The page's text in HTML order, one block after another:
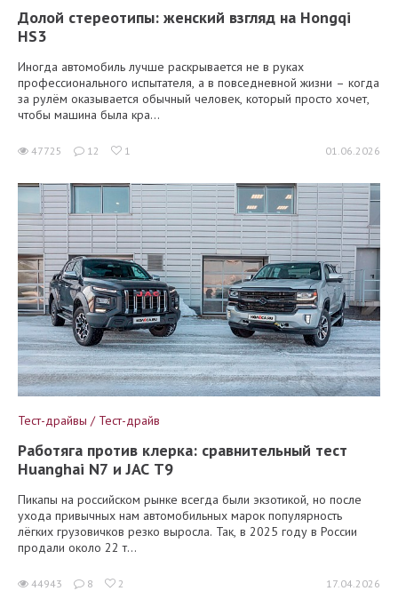
Долой стереотипы: женский взгляд на Hongqi
HS3
Иногда автомобиль лучше раскрывается не в руках
профессионального испытателя, а в повседневной жизни – когда
за рулём оказывается обычный человек, который просто хочет,
чтобы машина была кра...
47725 12 1 01.06.2026
Тест-драйвы / Тест-драйв
Работяга против клерка: сравнительный тест
Huanghai N7 и JAC T9
Пикапы на российском рынке всегда были экзотикой, но после
ухода привычных нам автомобильных марок популярность
лёгких грузовичков резко выросла. Так, в 2025 году в России
продали около 22 т...
44943 8 2 17.04.2026